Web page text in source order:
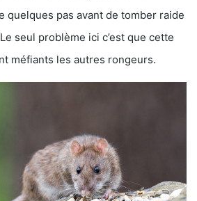
quelques pas avant de tomber raide
seul problème ici c’est que cette
méfiants les autres rongeurs.